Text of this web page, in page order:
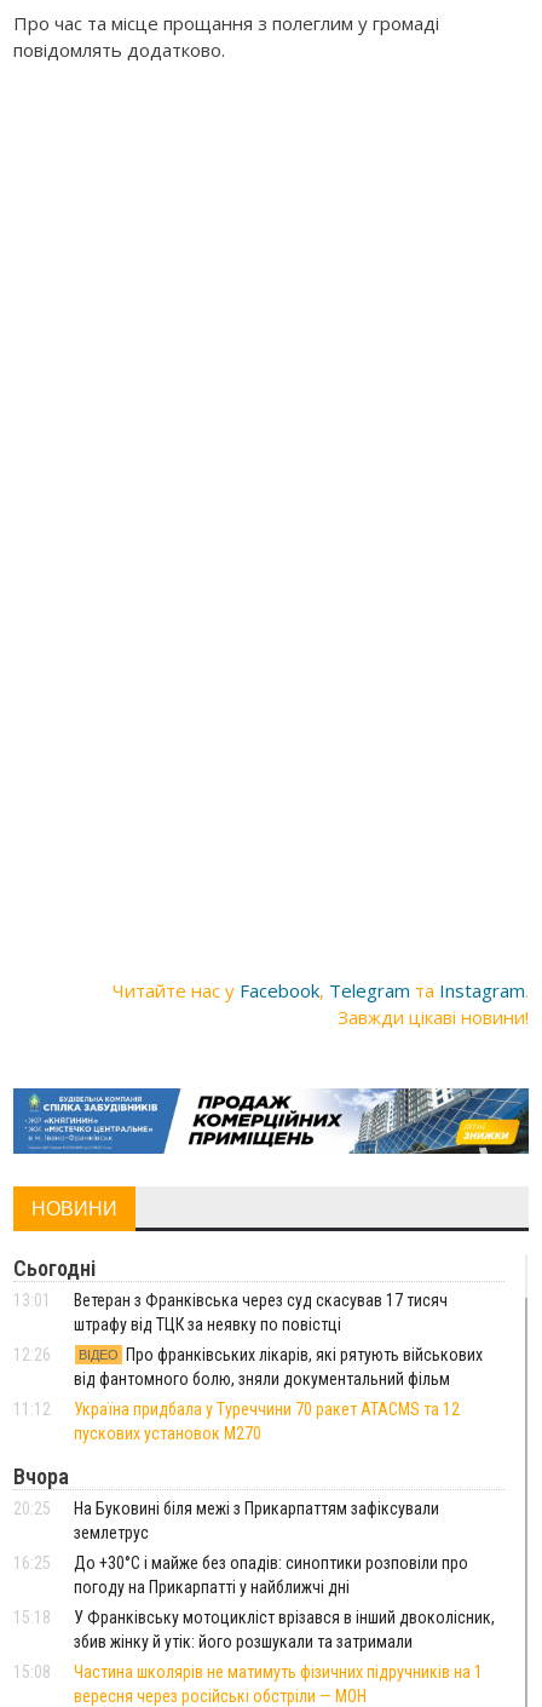
Про час та місце прощання з полеглим у громаді
повідомлять додатково.
Читайте нас у Facebook, Telegram та Instagram.
Завжди цікаві новини!
НОВИНИ
Сьогодні
13:01
Ветеран з Франківська через суд скасував 17 тисяч
штрафу від ТЦК за неявку по повістці
12:26
ВІДЕО
Про франківських лікарів, які рятують військових
від фантомного болю, зняли документальний фільм
11:12
Україна придбала у Туреччини 70 ракет ATACMS та 12
пускових установок M270
Вчора
20:25
На Буковині біля межі з Прикарпаттям зафіксували
землетрус
16:25
До +30°C і майже без опадів: синоптики розповіли про
погоду на Прикарпатті у найближчі дні
15:18
У Франківську мотоцикліст врізався в інший двоколісник,
збив жінку й утік: його розшукали та затримали
15:08
Частина школярів не матимуть фізичних підручників на 1
вересня через російські обстріли — МОН